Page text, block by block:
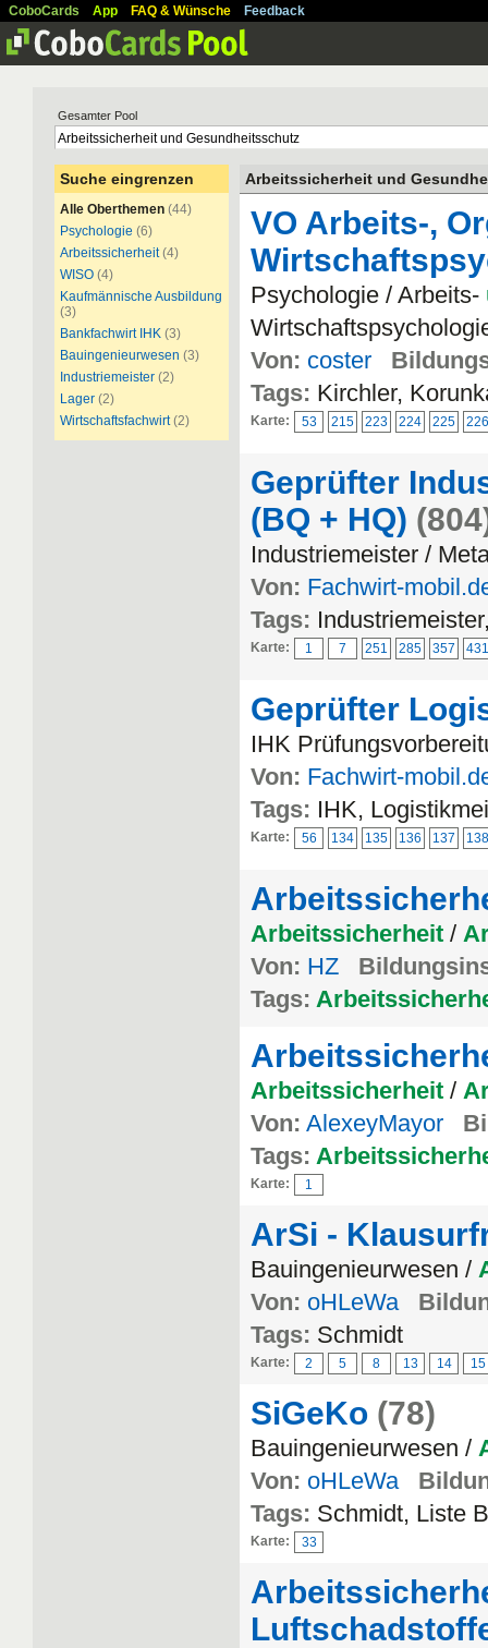
CoboCards App FAQ & Wünsche Feedback
Gesamter Pool
Suche eingrenzen
Alle Oberthemen (44)
Psychologie (6)
Arbeitssicherheit (4)
WISO (4)
Kaufmännische Ausbildung
(3)
Bankfachwirt IHK (3)
Bauingenieurwesen (3)
Industriemeister (2)
Lager (2)
Wirtschaftsfachwirt (2)
Arbeitssicherheit und
VO Arbeits-,
Psychologie / Arbeits-
Von: coster
Tags: Kirchler,
Karte: 53 215 223 224 225 226
Geprüfter
(BQ + HQ)
Industriemeister /
Von: Fachwirt-
Tags:
Karte: 1 7 251 285 357 431
Geprüfter
IHK
Von: Fachwirt-
Tags: IHK,
Karte: 56 134 135 136 137 138
Arbeitssicherheit /
Von: HZ
Tags:
Arbeitssicherheit /
Von: AlexeyMayor
Tags:
Karte: 1
ArSi -
Bauingenieurwesen /
Von: oHLeWa
Tags: Schmidt
Karte: 2 5 8 13 14 15
SiGeKo (78)
Bauingenieurwesen /
Von: oHLeWa
Tags: Schmidt, Liste
Karte: 33